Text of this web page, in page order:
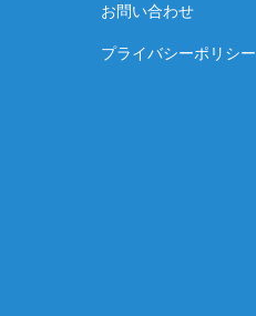
お問い合わせ
プライバシーポリシー